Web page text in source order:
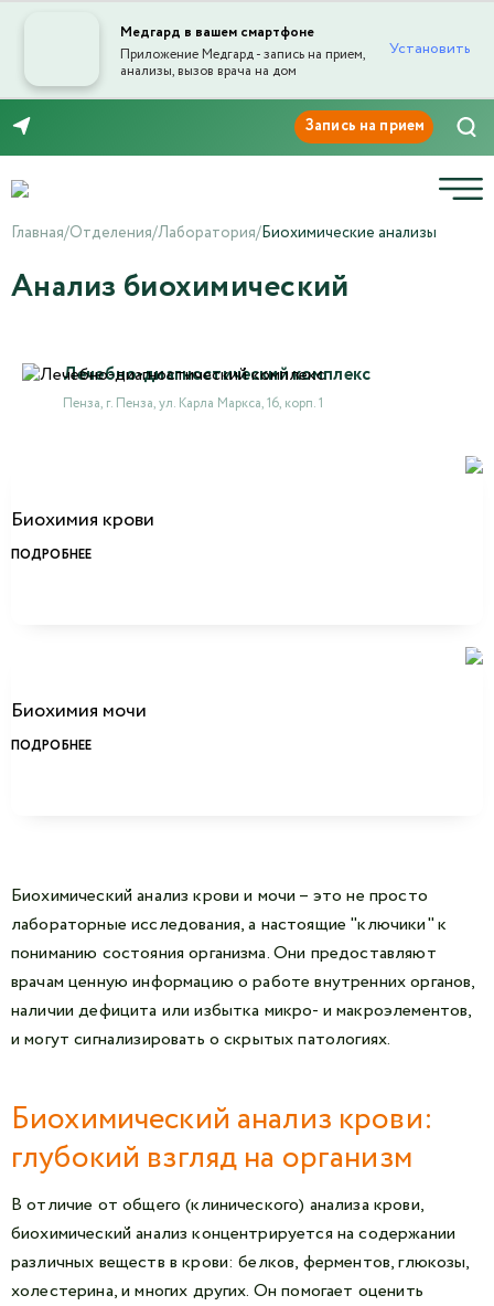
Медгард в вашем смартфоне
Приложение Медгард - запись на прием,
анализы, вызов врача на дом
Установить
Главная/Отделения/Лаборатория/Биохимические анализы
Анализ биохимический
Лечебно-диагностический комплекс
Пенза, г. Пенза, ул. Карла Маркса, 16, корп. 1
Биохимия крови
ПОДРОБНЕЕ
Биохимия мочи
ПОДРОБНЕЕ
Биохимический анализ крови и мочи – это не просто
лабораторные исследования, а настоящие "ключики" к
пониманию состояния организма. Они предоставляют
врачам ценную информацию о работе внутренних органов,
наличии дефицита или избытка микро- и макроэлементов,
и могут сигнализировать о скрытых патологиях.
Биохимический анализ крови:
глубокий взгляд на организм
В отличие от общего (клинического) анализа крови,
биохимический анализ концентрируется на содержании
различных веществ в крови: белков, ферментов, глюкозы,
холестерина, и многих других. Он помогает оценить